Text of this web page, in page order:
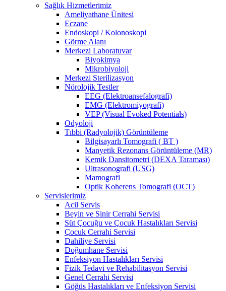
Sağlık Hizmetlerimiz
Ameliyathane Ünitesi
Eczane
Endoskopi / Kolonoskopi
Görme Alanı
Merkezi Laboratuvar
Biyokimya
Mikrobiyoloji
Merkezi Sterilizasyon
Nörolojik Testler
EEG (Elektroansefalografi)
EMG (Elektromiyografi)
VEP (Visual Evoked Potentials)
Odyoloji
Tıbbi (Radyolojik) Görüntüleme
Bilgisayarlı Tomografi ( BT )
Manyetik Rezonans Görüntüleme (MR)
Kemik Dansitometri (DEXA Taraması)
Ultrasonografi (USG)
Mamografi
Optik Koherens Tomografi (OCT)
Servislerimiz
Acil Servis
Beyin ve Sinir Cerrahi Servisi
Süt Çocuğu ve Çocuk Hastalıkları Servisi
Çocuk Cerrahi Servisi
Dahiliye Servisi
Doğumhane Servisi
Enfeksiyon Hastalıkları Servisi
Fizik Tedavi ve Rehabilitasyon Servisi
Genel Cerrahi Servisi
Göğüs Hastalıkları ve Enfeksiyon Servisi